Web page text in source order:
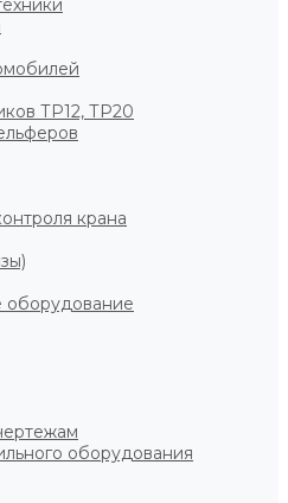
ТР12, ТР20
крана
оборудование
оборудования